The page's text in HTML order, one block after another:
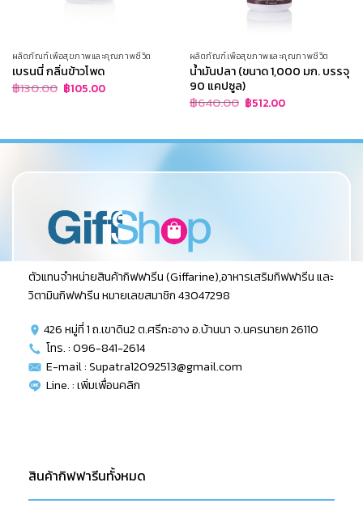
ผลิตภัณฑ์เพื่อสุขภาพและคุณภาพชีวิต
เบรนนี่ กลิ่นข้าวโพด
฿130.00 Original
price
฿105.00Current
price
ผลิตภัณฑ์เพื่อสุขภาพและคุณภาพชีวิต
น้ำมันปลา (ขนาด 1,000 มก. บรรจุ
90 แคปซูล)
฿640.00 Original
price
฿512.00Current
price
ตัวแทนจำหน่ายสินค้ากิฟฟารีน (Giffarine),อาหารเสริมกิฟฟารีน และ
วิตามินกิฟฟารีน หมายเลขสมาชิก 43047298
426 หมู่ที่ 1 ถ.เขาดิน2 ต.ศรีกะอาง อ.บ้านนา จ.นครนายก 26110
โทร. : 096-841-2614
E-mail : Supatra12092513@gmail.com
Line. :เพิ่มเพื่อนคลิก
สินค้ากิฟฟารีนทั้งหมด